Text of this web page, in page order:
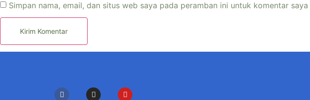
Simpan nama, email, dan situs web saya pada peramban ini untuk komentar